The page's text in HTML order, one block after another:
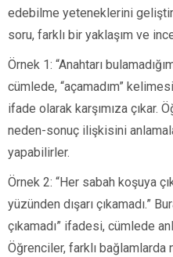
edebilme yeteneklerini
soru, farklı bir yaklaşım ve
Örnek 1: “Anahtarı
cümlede, “açamadım”
ifade olarak karşımıza çıkar.
neden-sonuç ilişkisini
yapabilirler.
Örnek 2: “Her sabah koşuya
yüzünden dışarı çıkamadı.”
çıkamadı” ifadesi, cümlede
Öğrenciler, farklı